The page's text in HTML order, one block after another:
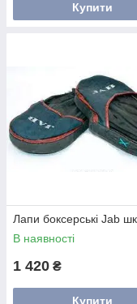
Купити
Лапи боксерські Jab
В наявності
1 420 ₴
Купити